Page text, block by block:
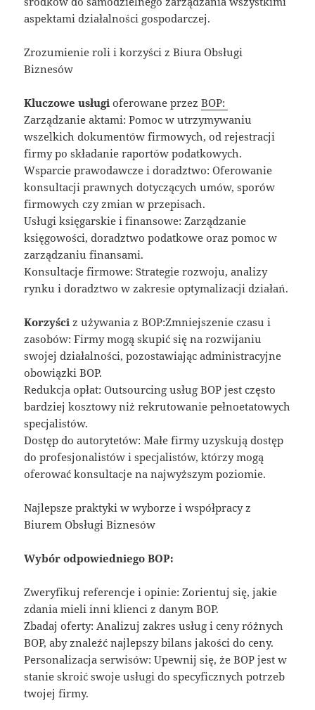
aspektami działalności gospodarczej.
Zrozumienie roli i korzyści z Biura Obsługi
Biznesów
Kluczowe usługi oferowane przezBOP:
Zarządzanie aktami: Pomoc w utrzymywaniu
wszelkich dokumentów firmowych, od rejestracji
firmy po składanie raportów podatkowych.
Wsparcie prawodawcze i doradztwo: Oferowanie
konsultacji prawnych dotyczących umów, sporów
firmowych czy zmian w przepisach.
Usługi księgarskie i finansowe: Zarządzanie
księgowości, doradztwo podatkowe oraz pomoc w
zarządzaniu finansami.
Konsultacje firmowe: Strategie rozwoju, analizy
rynku i doradztwo w zakresie optymalizacji działań.
Korzyści z używania z BOP:Zmniejszenie czasu i
zasobów: Firmy mogą skupić się na rozwijaniu
swojej działalności, pozostawiając administracyjne
obowiązki BOP.
Redukcja opłat: Outsourcing usług BOP jest często
bardziej kosztowy niż rekrutowanie pełnoetatowych
specjalistów.
Dostęp do autorytetów: Małe firmy uzyskują dostęp
do profesjonalistów i specjalistów, którzy mogą
oferować konsultacje na najwyższym poziomie.
Najlepsze praktyki w wyborze i współpracy z
Biurem Obsługi Biznesów
Wybór odpowiedniego BOP:
Zweryfikuj referencje i opinie: Zorientuj się, jakie
zdania mieli inni klienci z danym BOP.
Zbadaj oferty: Analizuj zakres usług i ceny różnych
BOP, aby znaleźć najlepszy bilans jakości do ceny.
Personalizacja serwisów: Upewnij się, że BOP jest w
stanie skroić swoje usługi do specyficznych potrzeb
twojej firmy.